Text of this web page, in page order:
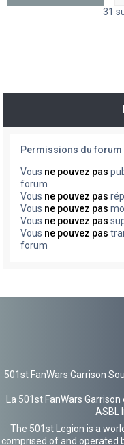
31
Permissions du forum
Vous ne pouvez pas
forum
Vous ne pouvez pas
Vous ne pouvez pas
Vous ne pouvez pas
Vous ne pouvez pas
forum
501st FanWars Garrison
La 501st FanWars
ASBL
The 501st Legion is a
comprised of and operated